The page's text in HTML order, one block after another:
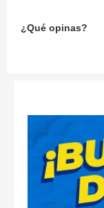
¿Qué opinas?